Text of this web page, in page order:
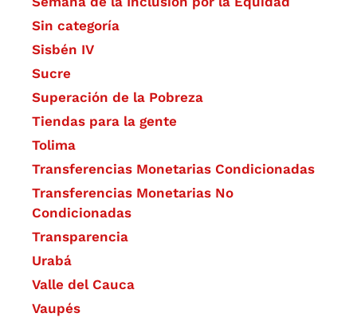
Sin categoría
Sisbén IV
Sucre
Superación de la Pobreza
Tiendas para la gente
Tolima
Transferencias Monetarias Condicionadas
Transferencias Monetarias No
Condicionadas
Transparencia
Urabá
Valle del Cauca
Vaupés